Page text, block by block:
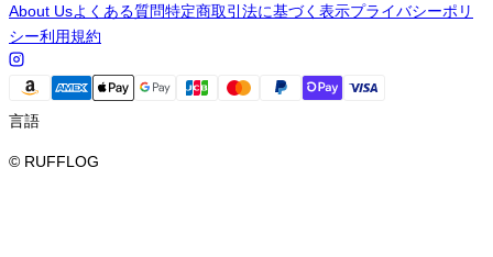
About Usよくある質問特定商取引法に基づく表示プライバシーポリ
シー利用規約
言語
© RUFFLOG